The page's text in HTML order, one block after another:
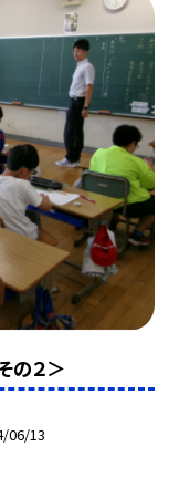
の２＞
06/13